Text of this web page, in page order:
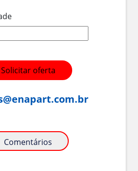
Solicitar oferta
Comentários